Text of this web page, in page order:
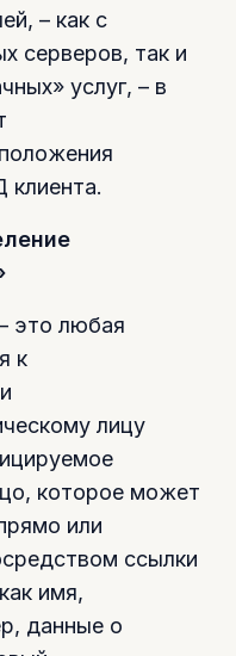
– как с
серверов, так и
услуг, – в
клиента.
это любая
к
лицу
которое может
или
ссылки
имя,
данные о